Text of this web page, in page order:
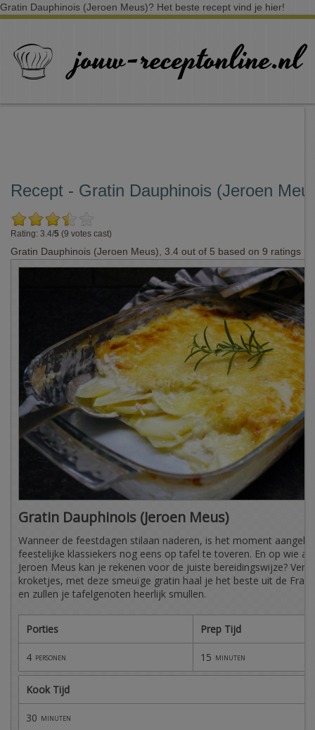
Gratin Dauphinois (Jeroen Meus)? Het beste recept vind je hier!
Recept - Gratin Dauphinois (Jeroen
Rating: 3.4/5 (9 votes cast)
Gratin Dauphinois (Jeroen Meus) 3.4 out of 5 based on 9 ratings
Gratin Dauphinois (Jeroen Meus)
Wanneer de feestdagen stilaan naderen, is het moment
feestelijke klassiekers nog eens op tafel te toveren. En op wie
Jeroen Meus kan je rekenen voor de juiste bereidingswijze?
kroketjes, met deze smeuïge gratin haal je het beste uit de
en zullen je tafelgenoten heerlijk smullen.
Porties Prep Tijd
4 personen 15 minuten
Kook Tijd
30 minuten